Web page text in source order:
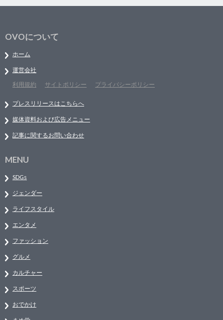
OVOについて
ホーム
運営会社
利用規約
サイトポリシー プライバシーポリシー
プレスリリースはこちらへ
媒体資料および広告メニュー
記事に関するお問い合わせ
MENU
SDGs
ジェンダー
ライフスタイル
エンタメ
ファッション
グルメ
カルチャー
スポーツ
おでかけ